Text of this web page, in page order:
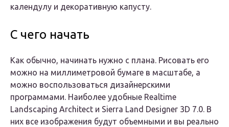
календулу и декоративную капусту.
С чего начать
Как обычно, начинать нужно с плана. Рисовать его
можно на миллиметровой бумаге в масштабе, а
можно воспользоваться дизайнерскими
программами. Наиболее удобные Realtime
Landscaping Architect и Sierra Land Designer 3D 7.0. В
них все изображения будут объемными и вы реально